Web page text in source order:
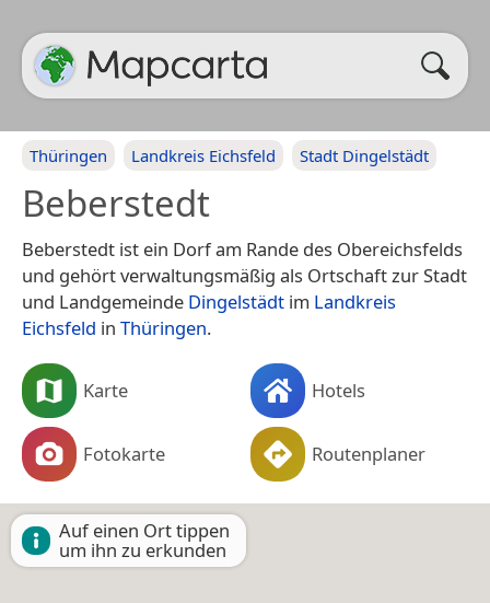
Thüringen Landkreis Eichsfeld Stadt Dingelstädt
Beberstedt
Beberstedt ist ein Dorf am Rande des Obereichsfelds
und gehört verwaltungsmäßig als Ortschaft zur Stadt
und Landgemeinde Dingelstädt im Landkreis
Eichsfeld in Thüringen.
Karte Hotels
Fotokarte Routenplaner
Auf einen Ort tippen
um ihn zu erkunden